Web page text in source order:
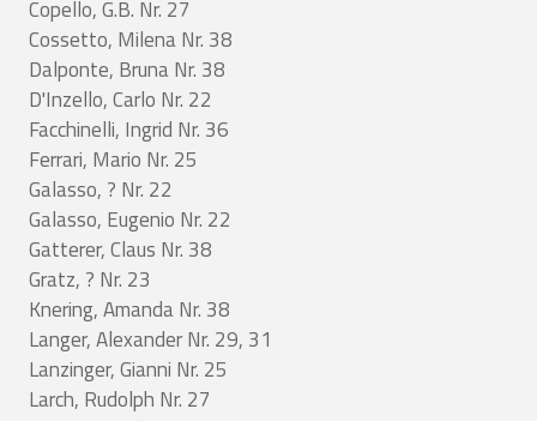
Copello, G.B. Nr. 27
Cossetto, Milena Nr. 38
Dalponte, Bruna Nr. 38
D'Inzello, Carlo Nr. 22
Facchinelli, Ingrid Nr. 36
Ferrari, Mario Nr. 25
Galasso, ? Nr. 22
Galasso, Eugenio Nr. 22
Gatterer, Claus Nr. 38
Gratz, ? Nr. 23
Knering, Amanda Nr. 38
Langer, Alexander Nr. 29, 31
Lanzinger, Gianni Nr. 25
Larch, Rudolph Nr. 27